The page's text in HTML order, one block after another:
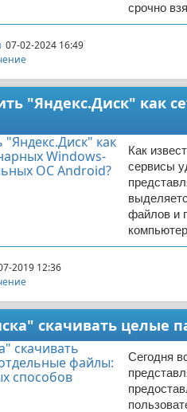
срочно
07-02-2024 16:49
"Яндекс.Диск" как
Как
сервисы
файлов и
2019 12:36
скачивать целые
Сегодня